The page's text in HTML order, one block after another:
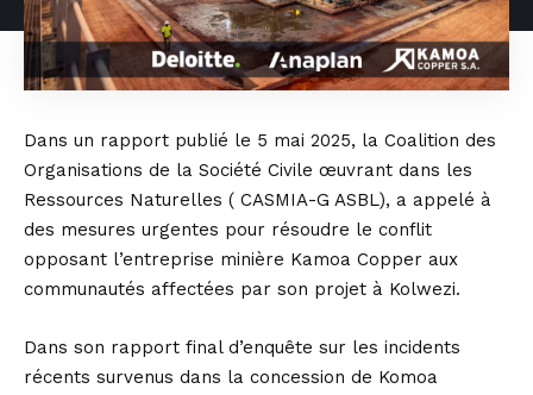
Dans un rapport publié le 5 mai 2025, la Coalition des
Organisations de la Société Civile œuvrant dans les
Ressources Naturelles ( CASMIA-G ASBL), a appelé à
des mesures urgentes pour résoudre le conflit
opposant l’entreprise minière Kamoa Copper aux
communautés affectées par son projet à Kolwezi.
Dans son rapport final d’enquête sur les incidents
récents survenus dans la concession de Komoa